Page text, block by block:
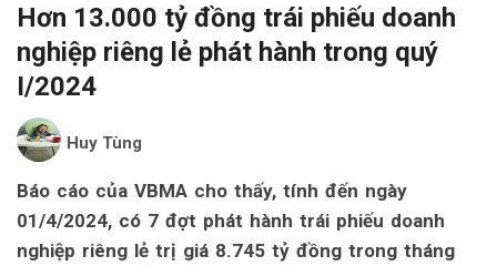
Hơn 13.000 tỷ đồng trái phiếu doanh
nghiệp riêng lẻ phát hành trong quý
I/2024
Huy Tùng
Báo cáo của VBMA cho thấy, tính đến ngày
01/4/2024, có 7 đợt phát hành trái phiếu doanh
nghiệp riêng lẻ trị giá 8.745 tỷ đồng trong tháng